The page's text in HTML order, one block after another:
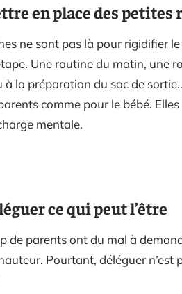
en place des petites
ne sont pas là pour rigidifier
Une routine du matin, une
à la préparation du sac de
comme pour le bébé.
mentale.
ce qui peut l’être
de parents ont du mal à
Pourtant, déléguer n’est